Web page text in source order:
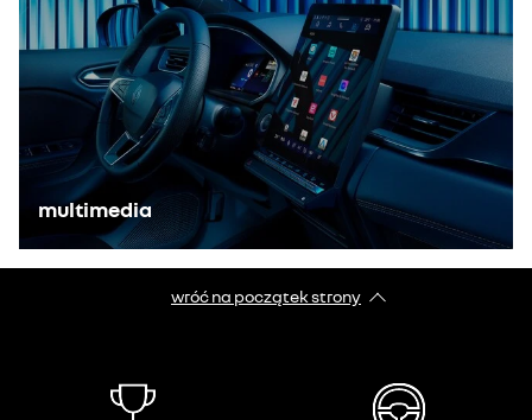
multimedia
wróć na początek strony